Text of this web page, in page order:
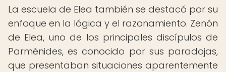
La escuela de Elea también se destacó por su
enfoque en la lógica y el razonamiento. Zenón
de Elea, uno de los principales discípulos de
Parménides, es conocido por sus paradojas,
que presentaban situaciones aparentemente